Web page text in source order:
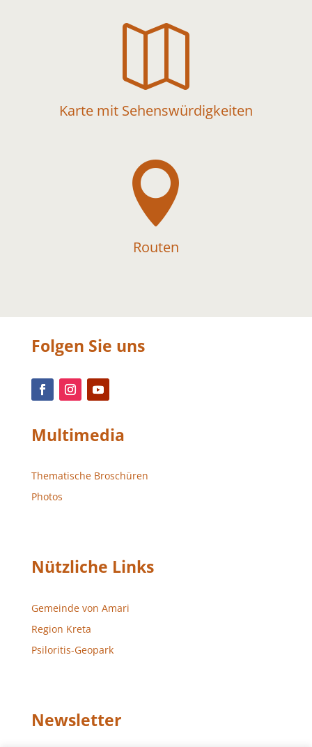

Karte mit Sehenswürdigkeiten

Routen
Folgen Sie uns
Multimedia
Thematische Broschüren
Photos
Nützliche Links
Gemeinde von Amari
Region Kreta
Psiloritis-Geopark
Newsletter